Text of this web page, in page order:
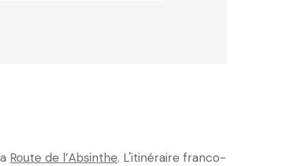
Route de l’Absinthe. L'itinéraire franco-